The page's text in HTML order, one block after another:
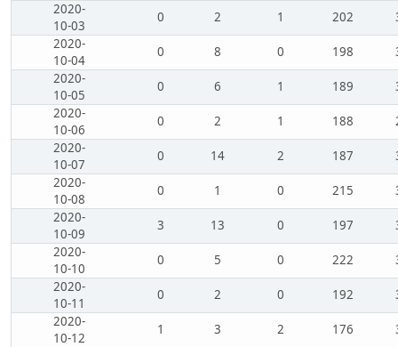
2020-
10-03
0 2 1 202
2020-
10-04
0 8 0 198
2020-
10-05
0 6 1 189
2020-
10-06
0 2 1 188
2020-
10-07
0 14 2 187
2020-
10-08
0 1 0 215
2020-
10-09
3 13 0 197
2020-
10-10
0 5 0 222
2020-
10-11
0 2 0 192
2020-
10-12
1 3 2 176